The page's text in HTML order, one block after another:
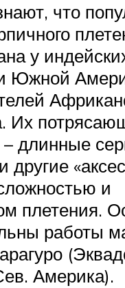
что
у
Южной
Их
длинные
другие
и
плетения.
работы
Америка).